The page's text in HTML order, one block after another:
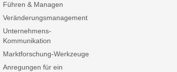
Führen & Managen
Veränderungsmanagement
Unternehmens-
Kommunikation
Marktforschung-Werkzeuge
Anregungen für ein